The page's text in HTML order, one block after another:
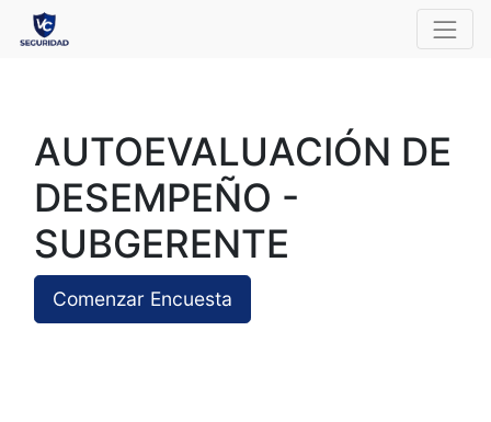
AUTOEVALUACIÓN DE
DESEMPEÑO -
SUBGERENTE
Comenzar Encuesta